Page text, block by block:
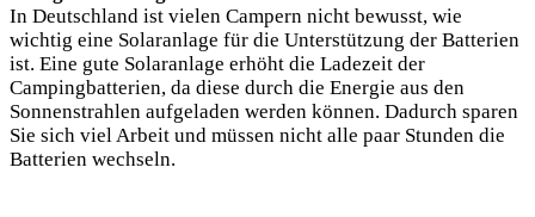
In Deutschland ist vielen Campern nicht ​bewusst, wie​
wichtig​ eine Solaranlage für die Unterstützung der Batterien
ist. Eine ⁤gute Solaranlage erhöht​ die⁢ Ladezeit der
⁣Campingbatterien, da diese durch die Energie aus den
Sonnenstrahlen aufgeladen werden können.‍ Dadurch sparen
Sie sich viel Arbeit ​und müssen nicht alle paar Stunden​ die
Batterien wechseln.